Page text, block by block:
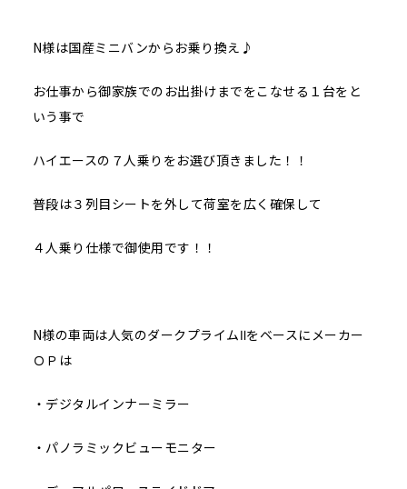
N様は国産ミニバンからお乗り換え♪
お仕事から御家族でのお出掛けまでをこなせる１台をと
いう事で
ハイエースの７人乗りをお選び頂きました！！
普段は３列目シートを外して荷室を広く確保して
４人乗り仕様で御使用です！！
N様の車両は人気のダークプライムⅡをベースにメーカー
ＯＰは
・デジタルインナーミラー
・パノラミックビューモニター